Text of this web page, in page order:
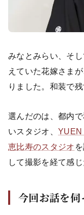
みなとみらい、そ
えていた花嫁さま
りました。和装で
選んだのは、都内
いスタジオ、 YUEN
恵比寿のスタジオ
して撮影を経て感
今回お話を